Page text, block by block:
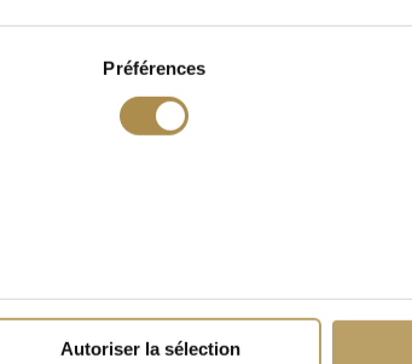
Préférences
Autoriser la sélection